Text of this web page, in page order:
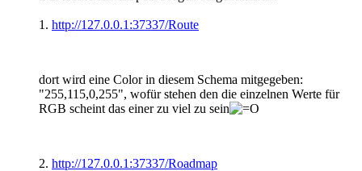
1. http://127.0.0.1:37337/Route
dort wird eine Color in diesem Schema mitgegeben:
"255,115,0,255", wofür stehen den die einzelnen Werte für
RGB scheint das einer zu viel zu sein
2. http://127.0.0.1:37337/Roadmap